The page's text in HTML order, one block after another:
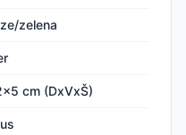
zelena
cm (DxVxŠ)